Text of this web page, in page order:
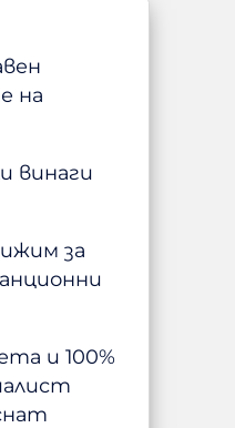
на
винаги
за
и 100%